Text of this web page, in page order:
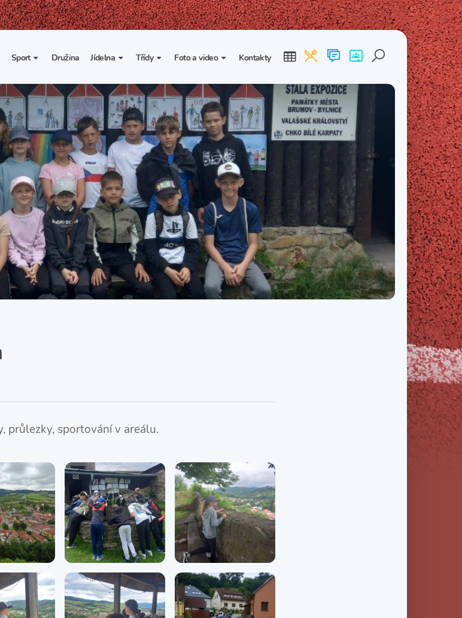
informace
školního roku
plán
kroužky
rodičů a
Sport
Lyžařské kurzy
Rekordy školy v tělesné
výchově
Spolupráce se sportovními
kluby
Školní sportovní klub
Tělesná výchova a sport
Družina Jídelna
Základní informace
Vnitřní řád školní jídelny
Třídy
Třída I. A Třída I. B Třída I. C
Třída II. A Třída II. B Třída II. C
Třída III. A Třída III. B Třída III. C
Třída IV. A Třída IV. B Třída IV. C
Třída V. A Třída V. B Třída V. C
Třída VI. A Třída VI. B Třída VI. C
Třída VII. A Třída VII. B Třída VII. C
Třída VIII. A Třída VIII. B Třída VIII. C
Třída IX. A Třída IX. B Třída IX. C
Foto a video
Fotogalerie
Videa
Kontakty
průlezky, sportování v areálu.